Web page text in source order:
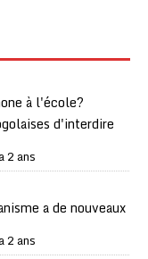
à l'école?
d'interdire
2 ans
a de nouveaux
2 ans